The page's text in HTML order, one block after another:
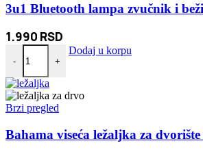
3u1 Bluetooth lampa zvučnik i
1.990 RSD
-
3u1 Bluetooth lampa zvučnik i bežično
+
Dodaj u korpu
Brzi pregled
Bahama viseća ležaljka za